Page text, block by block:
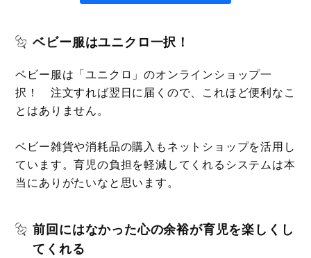
ベビー服はユニクロ一択！
ベビー服は「ユニクロ」のオンラインショップ一
択！ 注文すれば翌日に届くので、これほど便利なこ
とはありません。
ベビー雑貨や消耗品の購入もネットショップを活用し
ています。育児の負担を軽減してくれるシステムは本
当にありがたいなと思います。
前回にはなかった心の余裕が育児を楽しくし
てくれる